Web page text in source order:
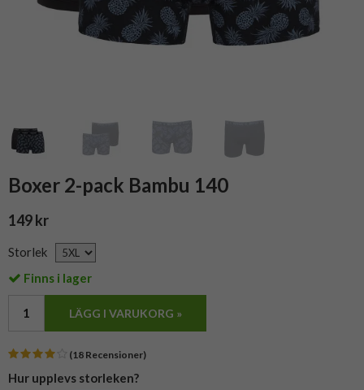
Boxer 2-pack Bambu 140
149 kr
Storlek
Finns i lager
LÄGG I VARUKORG »
(18 Recensioner)
Hur upplevs storleken?